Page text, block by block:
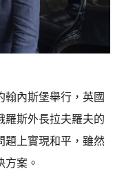
翰內斯堡舉行，英國
羅斯外長拉夫羅夫的
題上實現和平，雖然
案。